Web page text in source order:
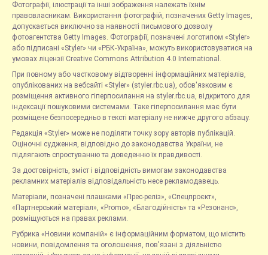
Фотографії, ілюстрації та інші зображення належать їхнім
правовласникам. Використання фотографій, позначених Getty Images,
допускається виключно за наявності письмового дозволу
фотоагентства Getty Images. Фотографії, позначені логотипом «Styler»
або підписані «Styler» чи «РБК-Україна», можуть використовуватися на
умовах ліцензії Creative Commons Attribution 4.0 International.
При повному або частковому відтворенні інформаційних матеріалів,
опублікованих на вебсайті «Styler» (styler.rbc.ua), обов'язковим є
розміщення активного гіперпосилання на styler.rbc.ua, відкритого для
індексації пошуковими системами. Таке гіперпосилання має бути
розміщене безпосередньо в тексті матеріалу не нижче другого абзацу.
Редакція «Styler» може не поділяти точку зору авторів публікацій.
Оціночні судження, відповідно до законодавства України, не
підлягають спростуванню та доведенню їх правдивості.
За достовірність, зміст і відповідність вимогам законодавства
рекламних матеріалів відповідальність несе рекламодавець.
Матеріали, позначені плашками «Прес-реліз», «Спецпроєкт»,
«Партнерський матеріал», «Promo», «Благодійність» та «Резонанс»,
розміщуються на правах реклами.
Рубрика «Новини компаній» є інформаційним форматом, що містить
новини, повідомлення та оголошення, пов'язані з діяльністю